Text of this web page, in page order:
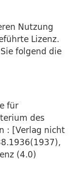
Nutzung
Lizenz.
folgend die
für
des
: [Verlag nicht
(4.0)